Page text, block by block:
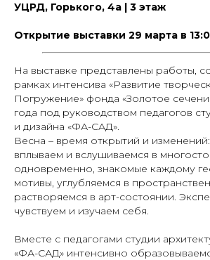
УЦРД, Горького, 4а | 3 этаж
Открытие выставки 29 марта в
На выставке представлены работы,
рамках интенсива «Развитие
Погружение» фонда «Золотое
года под руководством педагогов
и дизайна «ФА-САД».
Весна – время открытий и
вплываем и вслушиваемся в
одновременно, знакомые каждому
мотивы, углубляемся в
растворяемся в арт-состоянии.
чувствуем и изучаем себя.
Вместе с педагогами студии
«ФА-САД» интенсивно